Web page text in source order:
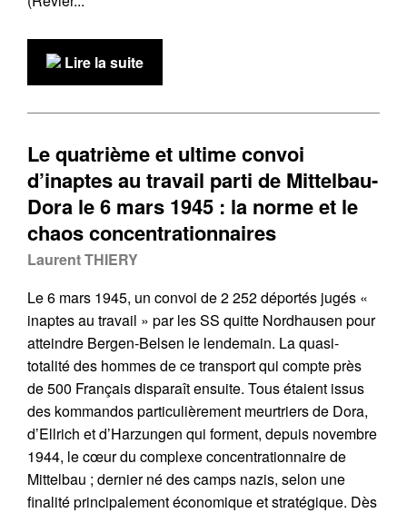
Lire la suite
Le quatrième et ultime convoi
d’inaptes au travail parti de Mittelbau-
Dora le 6 mars 1945 : la norme et le
chaos concentrationnaires
Laurent THIERY
Le 6 mars 1945, un convoi de 2 252 déportés jugés «
inaptes au travail » par les SS quitte Nordhausen pour
atteindre Bergen-Belsen le lendemain. La quasi-
totalité des hommes de ce transport qui compte près
de 500 Français disparaît ensuite. Tous étaient issus
des kommandos particulièrement meurtriers de Dora,
d’Ellrich et d’Harzungen qui forment, depuis novembre
1944, le cœur du complexe concentrationnaire de
Mittelbau ; dernier né des camps nazis, selon une
finalité principalement économique et stratégique. Dès